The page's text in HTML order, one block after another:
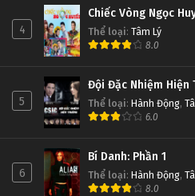
4
Chiếc Vòng Ngọc
Thể loại: Tâm Lý
8.0
5
Đội Đặc Nhiệm Hiện
Thể loại: Hành Động,
6.0
6
Bí Danh: Phần 1
Thể loại: Hành Động,
8.0